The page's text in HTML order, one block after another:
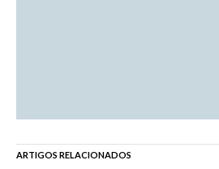
ARTIGOS RELACIONADOS